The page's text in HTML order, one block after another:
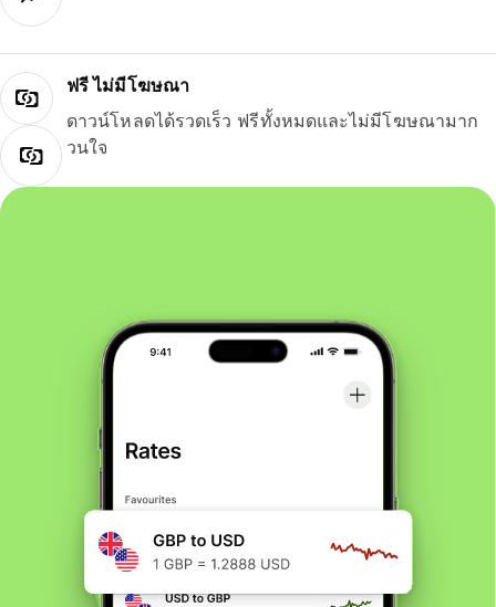
ฟรี ไม่มีโฆษณา
ดาวน์โหลดได้รวดเร็ว ฟรีทั้งหมดและไม่มีโฆษณามาก
วนใจ